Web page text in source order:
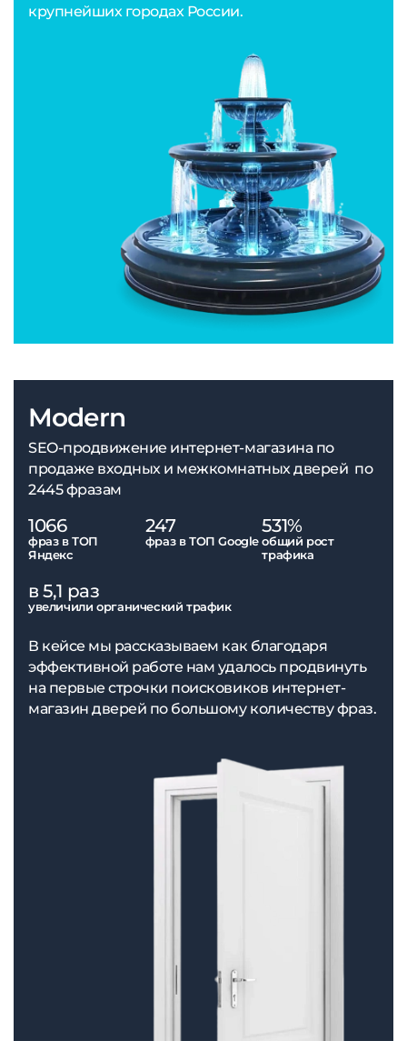
крупнейших городах России.
Modern
SEO-продвижение интернет-магазина по
продаже входных и межкомнатных дверей по
2445 фразам
1066
фраз в ТОП
Яндекс
247
фраз в ТОП Google
531%
общий рост
трафика
в 5,1 раз
увеличили органический трафик
В кейсе мы рассказываем как благодаря
эффективной работе нам удалось продвинуть
на первые строчки поисковиков интернет-
магазин дверей по большому количеству фраз.